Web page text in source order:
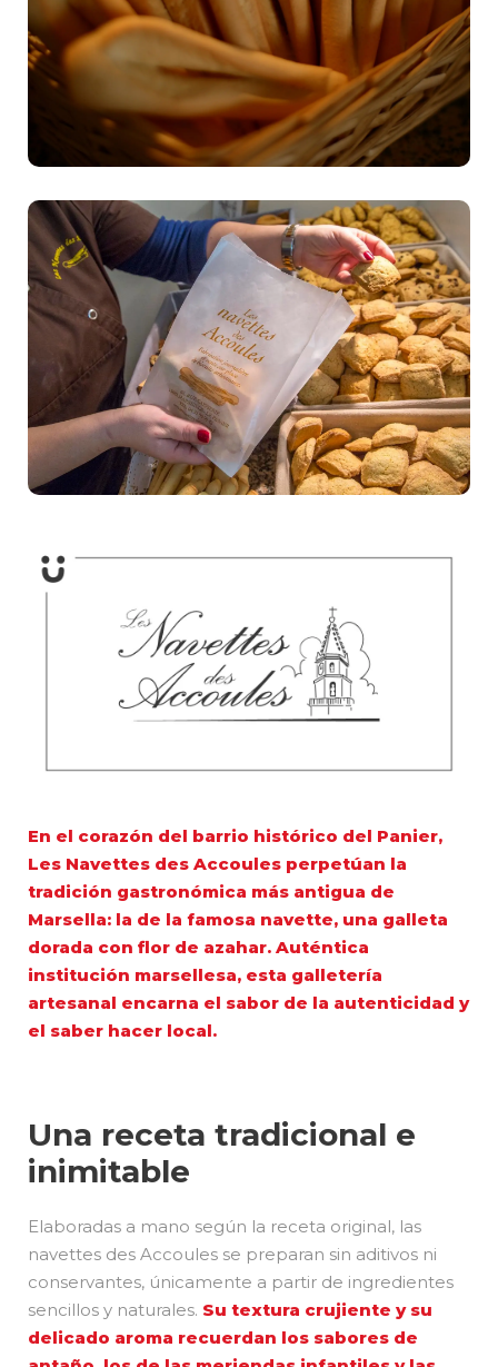
En el corazón del barrio histórico del Panier,
Les Navettes des Accoules perpetúan la
tradición gastronómica más antigua de
Marsella: la de la famosa navette, una galleta
dorada con flor de azahar. Auténtica
institución marsellesa, esta galletería
artesanal encarna el sabor de la autenticidad y
el saber hacer local.
Una receta tradicional e
inimitable
Elaboradas a mano según la receta original, las
navettes des Accoules se preparan sin aditivos ni
conservantes, únicamente a partir de ingredientes
sencillos y naturales. Su textura crujiente y su
delicado aroma recuerdan los sabores de